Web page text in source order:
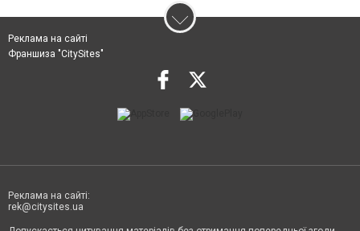
Реклама на сайті
Франшиза "CitySites"
Реклама на сайті:
rek@citysites.ua